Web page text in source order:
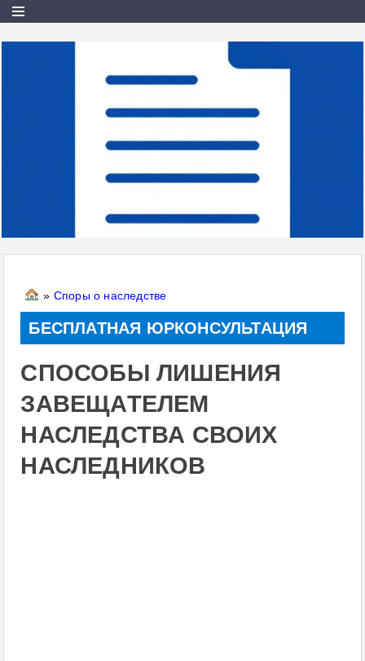
» Споры о наследстве
БЕСПЛАТНАЯ ЮРКОНСУЛЬТАЦИЯ
СПОСОБЫ ЛИШЕНИЯ
ЗАВЕЩАТЕЛЕМ
НАСЛЕДСТВА СВОИХ
НАСЛЕДНИКОВ